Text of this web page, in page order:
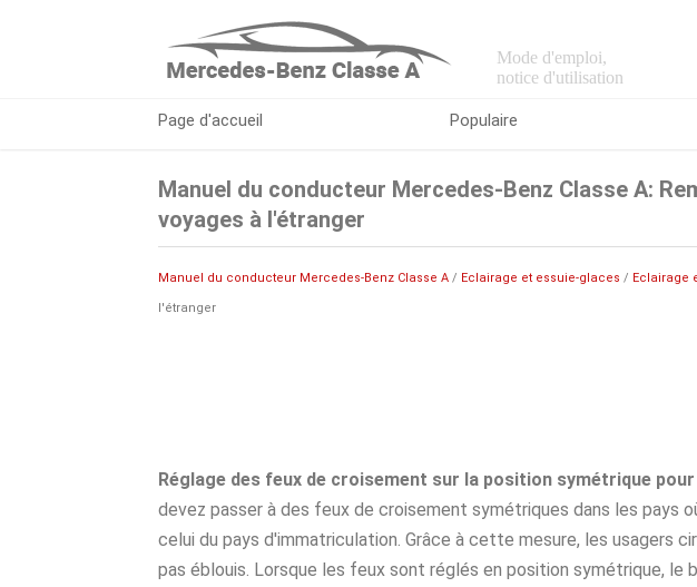
Mode d'emploi,
notice d'utilisation
Page d'accueil Populaire
Manuel du conducteur Mercedes-Benz Classe A:
voyages à l'étranger
Manuel du conducteur Mercedes-Benz Classe A / Eclairage et essuie-glaces / Eclairage
l'étranger
Réglage des feux de croisement sur la position symétrique
devez passer à des feux de croisement symétriques dans les pays
celui du pays d'immatriculation. Grâce à cette mesure, les usagers
pas éblouis. Lorsque les feux sont réglés en position symétrique, le